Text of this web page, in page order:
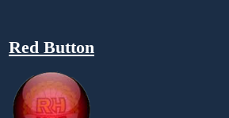
Red Button